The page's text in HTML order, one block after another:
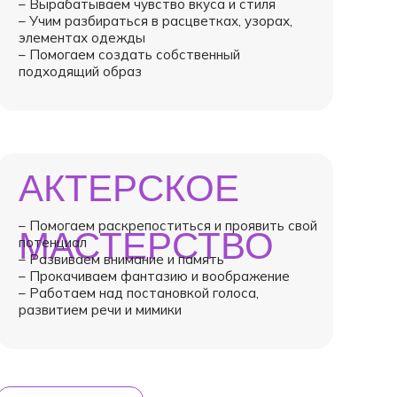
– Вырабатываем чувство вкуса и стиля
– Учим разбираться в расцветках, узорах,
элементах одежды
– Помогаем создать собственный
подходящий образ
АКТЕРСКОЕ
МАСТЕРСТВО
– Помогаем раскрепоститься и проявить свой
потенциал
– Развиваем внимание и память
– Прокачиваем фантазию и воображение
– Работаем над постановкой голоса,
развитием речи и мимики